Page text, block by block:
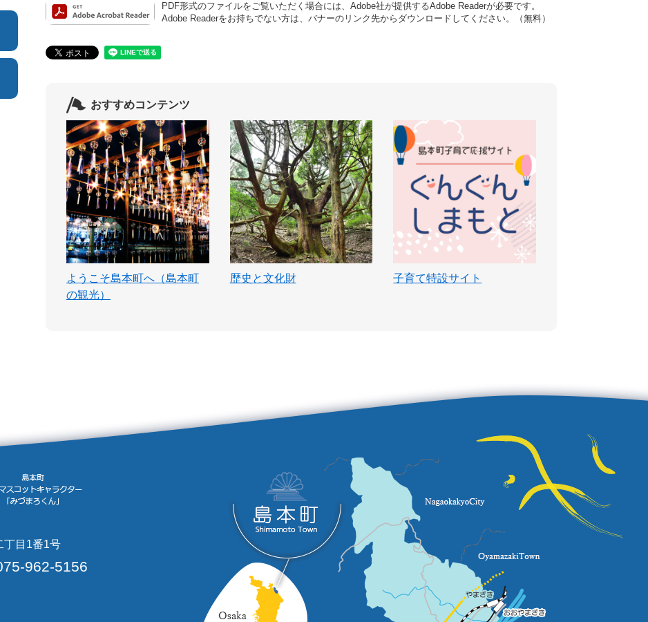
PDF形式のファイルをご覧いただく場合には、Adobe社が提供するAdobe Readerが必要です。
Adobe Readerをお持ちでない方は、バナーのリンク先からダウンロードしてください。（無料）
おすすめコンテンツ
ようこそ島本町へ（島本町
の観光）
歴史と文化財 子育て特設サイト
丁目1番1号
962-5156